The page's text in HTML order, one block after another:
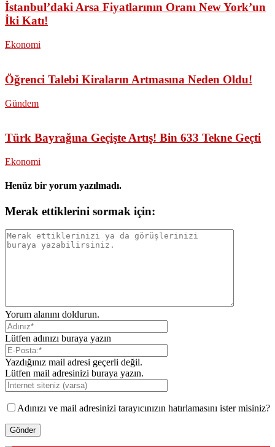
İstanbul’daki Arsa Fiyatlarının Oranı New York’un
İki Katı!
Ekonomi
Öğrenci Talebi Kiraların Artmasına Neden Oldu!
Gündem
Türk Bayrağına Geçişte Artış! Bin 633 Tekne Geçti
Ekonomi
Henüz bir yorum yazılmadı.
Merak ettiklerini sormak için:
Yorum alanını doldurun.
Lütfen adınızı buraya yazın
Yazdığınız mail adresi geçerli değil.
Lütfen mail adresinizi buraya yazın.
Adınızı ve mail adresinizi tarayıcınızın hatırlamasını ister misiniz?